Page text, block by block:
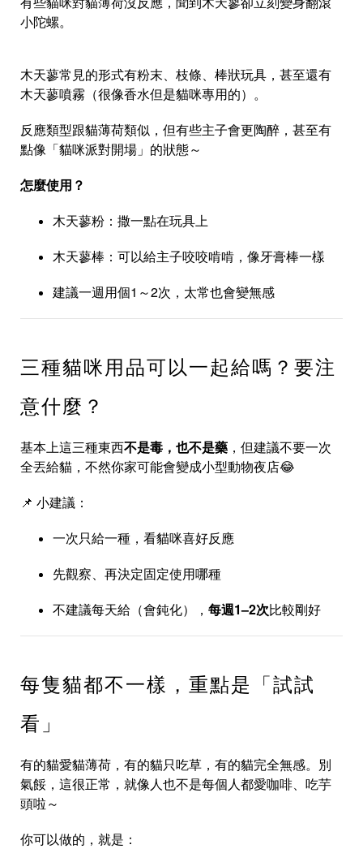
小陀螺。
木天蓼常見的形式有粉末、枝條、棒狀玩具，甚至還有
木天蓼噴霧（很像香水但是貓咪專用的）。
反應類型跟貓薄荷類似，但有些主子會更陶醉，甚至有
點像「貓咪派對開場」的狀態～
怎麼使用？
木天蓼粉：撒一點在玩具上
木天蓼棒：可以給主子咬咬啃啃，像牙膏棒一樣
建議一週用個1～2次，太常也會變無感
三種貓咪用品可以一起給嗎？要注
意什麼？
基本上這三種東西不是毒，也不是藥 ，但建議不要一次
全丟給貓，不然你家可能會變成小型動物夜店😂
📌 小建議：
一次只給一種，看貓咪喜好反應
先觀察、再決定固定使用哪種
不建議每天給（會鈍化）， 每週1–2次比較剛好
每隻貓都不一樣，重點是「試試
看」
有的貓愛貓薄荷，有的貓只吃草，有的貓完全無感。別
氣餒，這很正常，就像人也不是每個人都愛咖啡、吃芋
頭啦～
你可以做的，就是：